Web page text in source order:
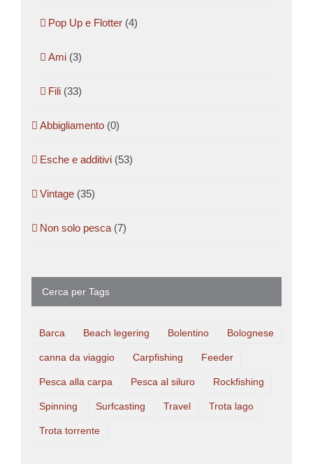
Pop Up e Flotter (4)
Ami (3)
Fili (33)
Abbigliamento (0)
Esche e additivi (53)
Vintage (35)
Non solo pesca (7)
Cerca per Tags
Barca Beach legering Bolentino Bolognese
canna da viaggio Carpfishing Feeder
Pesca alla carpa Pesca al siluro Rockfishing
Spinning Surfcasting Travel Trota lago
Trota torrente